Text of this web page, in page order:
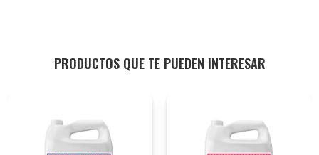
PRODUCTOS QUE TE PUEDEN INTERESAR